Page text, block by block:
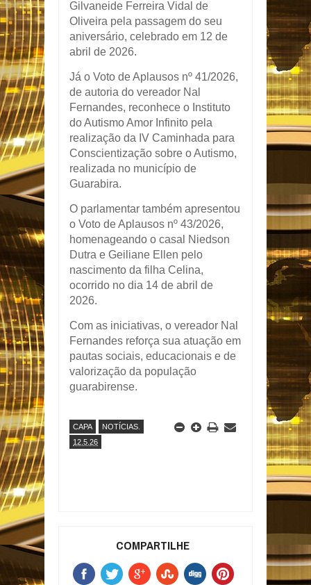
Gilvaneide Ferreira Vidal de
Oliveira pela passagem do seu
aniversário, celebrado em 12 de
abril de 2026.
Já o Voto de Aplausos nº 41/2026,
de autoria do vereador Nal
Fernandes, reconhece o Instituto
do Autismo Amor Infinito pela
realização da IV Caminhada para
Conscientização sobre o Autismo,
realizada no município de
Guarabira.
O parlamentar também apresentou
o Voto de Aplausos nº 43/2026,
homenageando o casal Niedson
Dutra e Geiliane Ellen pelo
nascimento da filha Celina,
ocorrido no dia 14 de abril de
2026.
Com as iniciativas, o vereador Nal
Fernandes reforça sua atuação em
pautas sociais, educacionais e de
valorização da população
guarabirense.
CAPA
NOTÍCIAS.
12.5.26
COMPARTILHE